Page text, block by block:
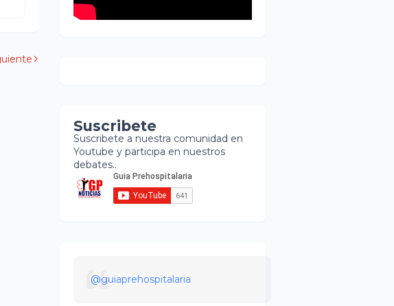
Suscribete
Suscribete a nuestra comunidad en
Youtube y participa en nuestros
debates..
@guiaprehospitalaria